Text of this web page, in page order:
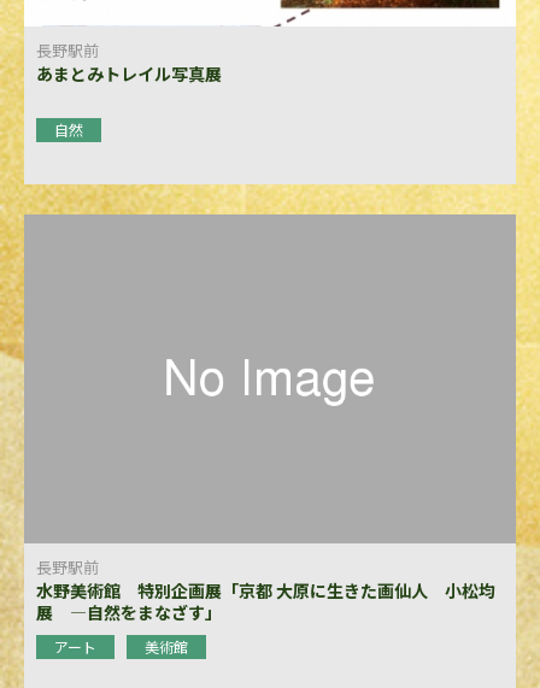
長野駅前
あまとみトレイル写真展
自然
長野駅前
水野美術館 特別企画展「京都 大原に生きた画仙人 小松均
展 ―自然をまなざす」
アート 美術館